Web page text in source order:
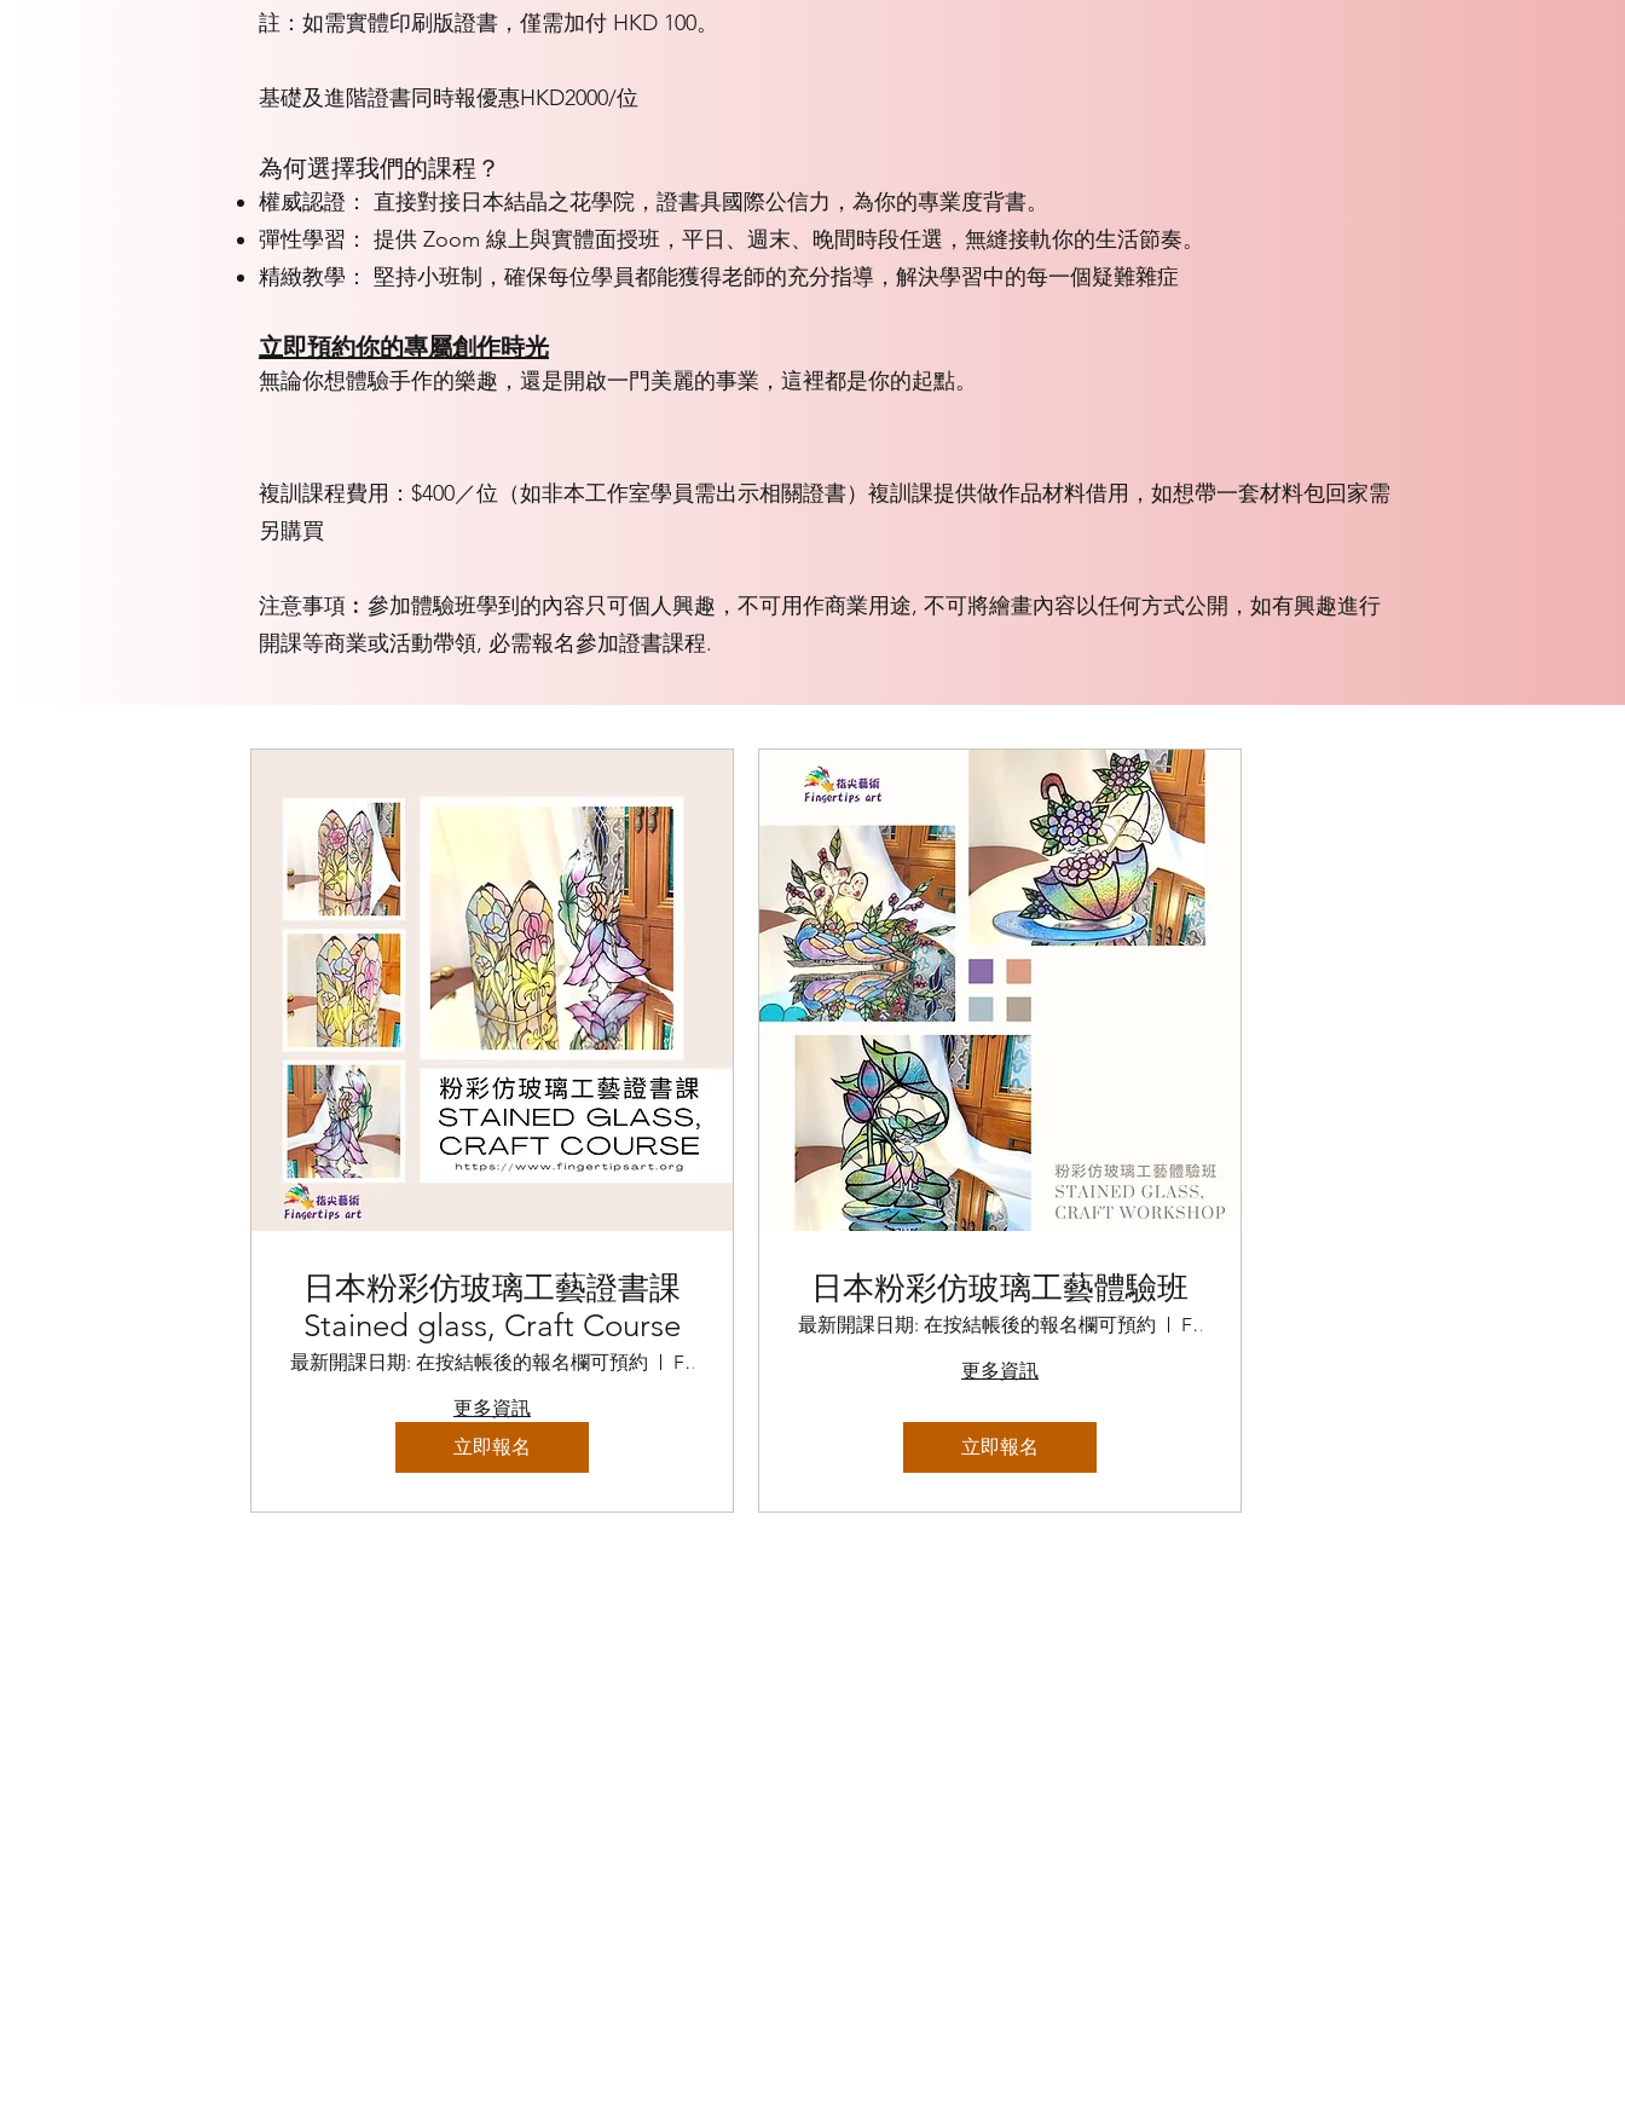
註：如需實體印刷版證書，僅需加付 HKD 100。
基礎及進階證書同時報優惠HKD2000/位
為何選擇我們的課程？
權威認證： 直接對接日本結晶之花學院，證書具國際公信力，為你的專業度背書。
彈性學習： 提供 Zoom 線上與實體面授班，平日、週末、晚間時段任選，無縫接軌你的生活節奏。
精緻教學： 堅持小班制，確保每位學員都能獲得老師的充分指導，解決學習中的每一個疑難雜症
立即預約你的專屬創作時光
無論你想體驗手作的樂趣，還是開啟一門美麗的事業，這裡都是你的起點。
複訓課程費用：$400／位（如非本工作室學員需出示相關證書）複訓課提供做作品材料借用，如想帶一套材料包回家需
另購買
注意事項︰參加體驗班學到的內容只可個人興趣，不可用作商業用途, 不可將繪畫內容以任何方式公開，如有興趣進行
開課等商業或活動帶領, 必需報名參加證書課程.
日本粉彩仿玻璃工藝證書課
Stained glass, Craft Course
最新開課日期: 在按結帳後的報名欄可預約
Fingertips art
更多資訊
立即報名
日本粉彩仿玻璃工藝體驗班
最新開課日期: 在按結帳後的報名欄可預約
Fingertips art
更多資訊
立即報名